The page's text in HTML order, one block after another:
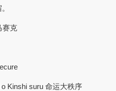
赛克
Kinshi suru 命运大秩序